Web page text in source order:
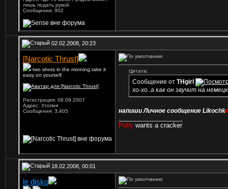
лишь подать рукой
Сообщения: 902
02.02.2008, 20:23
[Narcotic Thrust]
two shots in the morning,take it
easy on yourself
Регистрация: 08.09.2007
Адрес: Утопия
Сообщения: 3,405
Цитата:
Сообщение от THgirl
хо-хо..а как он звучит на
напиши Личное сообщение Likochk
Polly wants a cracker
18.02.2008, 00:01
le disko